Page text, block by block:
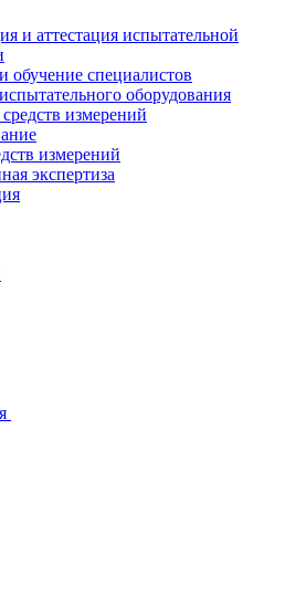
и аттестация испытательной
обучение специалистов
оборудования
измерений
измерений
экспертиза